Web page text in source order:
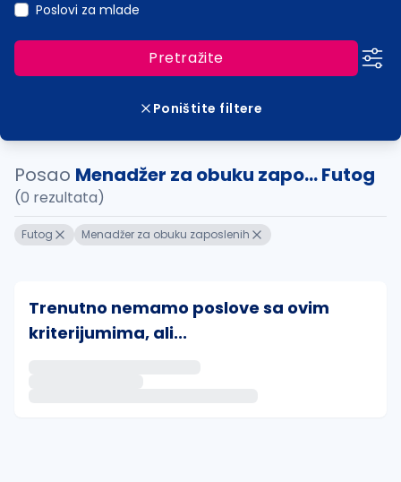
Poslovi za mlade
Pretražite
Poništite filtere
Posao Menadžer za obuku zapo... Futog
(0 rezultata)
Futog Menadžer za obuku zaposlenih
Trenutno nemamo poslove sa ovim
kriterijumima, ali...